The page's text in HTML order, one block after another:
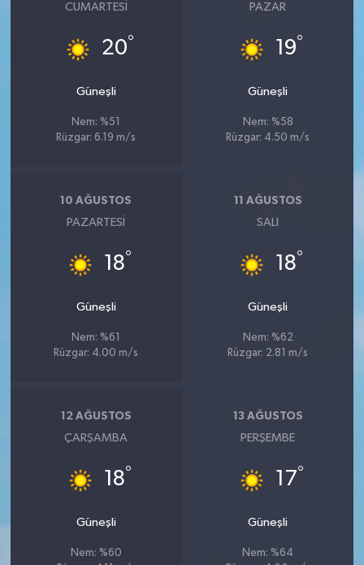
CUMARTESI
20°
Güneşli
Nem: %51
Rüzgar: 6.19 m/s
PAZAR
19°
Güneşli
Nem: %58
Rüzgar: 4.50 m/s
10 AĞUSTOS
PAZARTESI
18°
Güneşli
Nem: %61
Rüzgar: 4.00 m/s
11 AĞUSTOS
SALI
18°
Güneşli
Nem: %62
Rüzgar: 2.81 m/s
12 AĞUSTOS
ÇARŞAMBA
18°
Güneşli
Nem: %60
13 AĞUSTOS
PERŞEMBE
17°
Güneşli
Nem: %64